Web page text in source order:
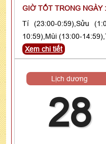
GIỜ TỐT TRONG NGÀY :
Tí (23:00-0:59),Sửu
10:59),Mùi (13:00-
Xem chi tiết
Lịch dương
28